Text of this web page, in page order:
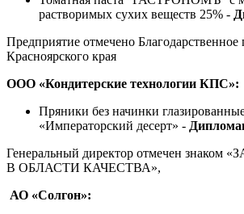
растворимых сухих веществ 25% -
Предприятие отмечено Благодарственное
Красноярского края
ООО «Кондитерские технологии КПС»:
Пряники без начинки
«Императорский десерт» -
Генеральный директор отмечен
В ОБЛАСТИ КАЧЕСТВА»,
АО «Солгон»: